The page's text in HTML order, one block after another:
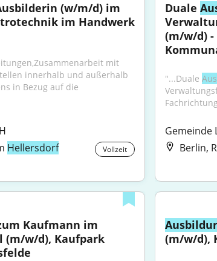
(w/m/d) im
im Handwerk
mit
innerhalb und außerhalb
Hellersdorf Vollzeit
Duale
(m/w/d)
"...Duale
Gemeinde
Berlin,
Kaufmann im
(m/w/d), Kaufpark
(m/w/d),